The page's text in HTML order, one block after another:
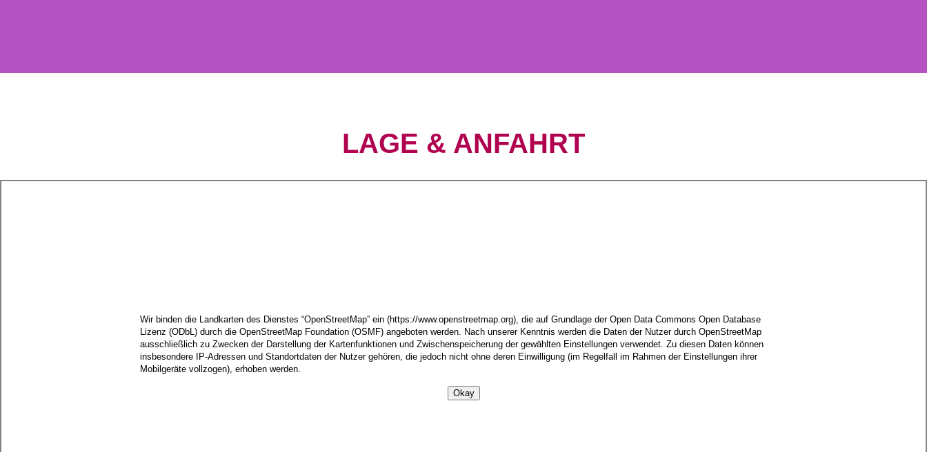
LAGE & ANFAHRT
Wir binden die Landkarten des Dienstes “OpenStreetMap” ein (https://www.openstreetmap.org), die auf Grundlage der Open Data Commons Open Database
Lizenz (ODbL) durch die OpenStreetMap Foundation (OSMF) angeboten werden. Nach unserer Kenntnis werden die Daten der Nutzer durch OpenStreetMap
ausschließlich zu Zwecken der Darstellung der Kartenfunktionen und Zwischenspeicherung der gewählten Einstellungen verwendet. Zu diesen Daten können
insbesondere IP-Adressen und Standortdaten der Nutzer gehören, die jedoch nicht ohne deren Einwilligung (im Regelfall im Rahmen der Einstellungen ihrer
Mobilgeräte vollzogen), erhoben werden.